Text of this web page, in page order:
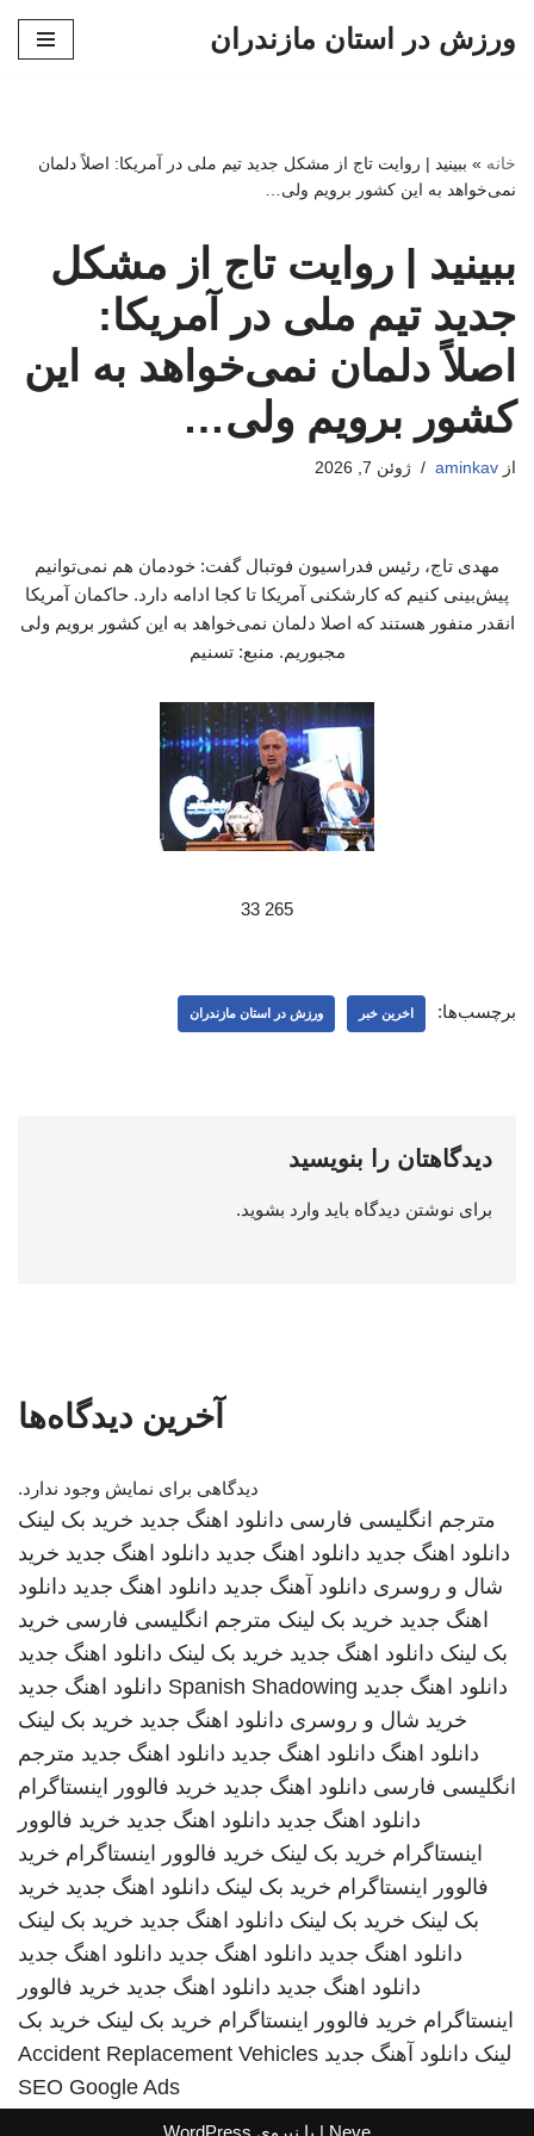
ورزش در استان مازندران
خانه » ببینید | روایت تاج از مشکل جدید تیم ملی در آمریکا: اصلاً دلمان
نمی‌خواهد به این کشور برویم ولی…
ببینید | روایت تاج از مشکل
جدید تیم ملی در آمریکا:
اصلاً دلمان نمی‌خواهد به این
کشور برویم ولی…
از aminkav ژوئن 7, 2026
مهدی تاج، رئیس فدراسیون فوتبال گفت: خودمان هم نمی‌توانیم
پیش‌بینی کنیم که کارشکنی آمریکا تا کجا ادامه دارد. حاکمان آمریکا
انقدر منفور هستند که اصلا دلمان نمی‌خواهد به این کشور برویم ولی
مجبوریم. منبع: تسنیم
265 33
برچسب‌ها: اخرین خبر ورزش در استان مازندران
دیدگاهتان را بنویسید
برای نوشتن دیدگاه باید وارد بشوید.
آخرین دیدگاه‌ها
دیدگاهی برای نمایش وجود ندارد.
مترجم انگلیسی فارسی دانلود اهنگ جدید خرید بک لینک
دانلود اهنگ جدید دانلود اهنگ جدید دانلود اهنگ جدید خرید
شال و روسری دانلود آهنگ جدید دانلود اهنگ جدید دانلود
اهنگ جدید خرید بک لینک مترجم انگلیسی فارسی خرید
بک لینک دانلود اهنگ جدید خرید بک لینک دانلود اهنگ جدید
دانلود اهنگ جدید Spanish Shadowing دانلود اهنگ جدید
خرید شال و روسری دانلود اهنگ جدید خرید بک لینک
دانلود اهنگ دانلود اهنگ جدید دانلود اهنگ جدید مترجم
انگلیسی فارسی دانلود اهنگ جدید خرید فالوور اینستاگرام
دانلود اهنگ جدید دانلود اهنگ جدید خرید فالوور
اینستاگرام خرید بک لینک خرید فالوور اینستاگرام خرید
فالوور اینستاگرام خرید بک لینک دانلود اهنگ جدید خرید
بک لینک خرید بک لینک دانلود اهنگ جدید خرید بک لینک
دانلود اهنگ جدید دانلود اهنگ جدید دانلود اهنگ جدید
دانلود اهنگ جدید دانلود اهنگ جدید خرید فالوور
اینستاگرام خرید فالوور اینستاگرام خرید بک لینک خرید بک
لینک دانلود آهنگ جدید Accident Replacement Vehicles
SEO Google Ads
Neve | با نیروی WordPress